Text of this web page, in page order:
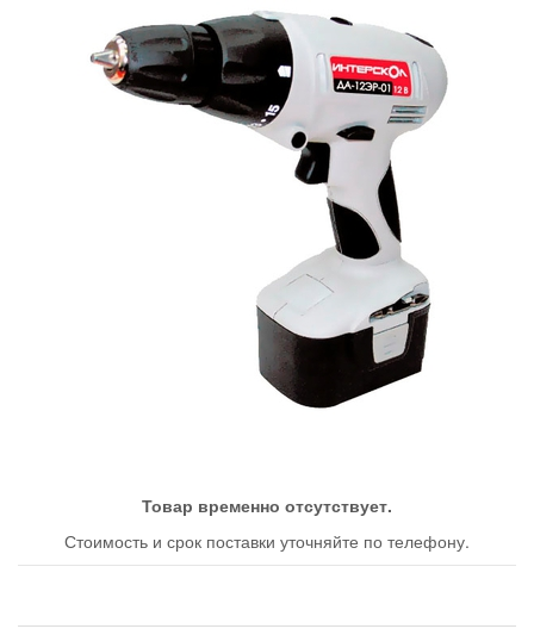
Товар временно отсутствует.
Стоимость и срок поставки уточняйте по телефону.